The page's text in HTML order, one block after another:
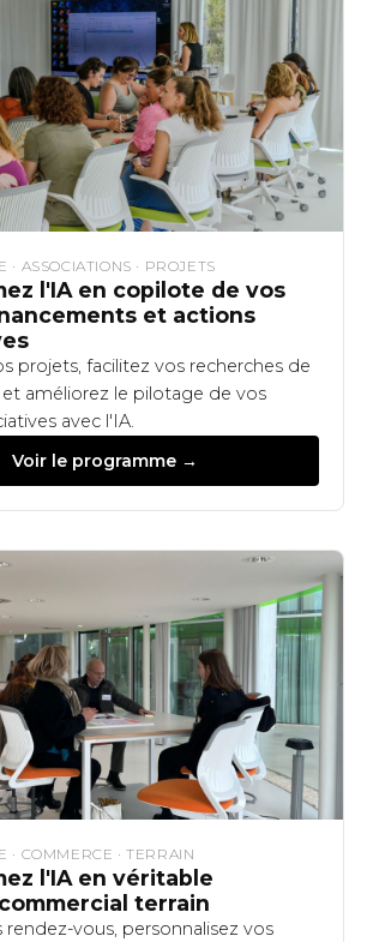
· ASSOCIATIONS · PROJETS
l'IA en copilote de vos
et actions
projets, facilitez vos recherches de
améliorez le pilotage de vos
avec l'IA.
Voir le programme →
· COMMERCE · TERRAIN
l'IA en véritable
terrain
rendez-vous, personnalisez vos